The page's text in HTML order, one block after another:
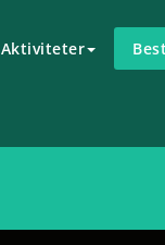
Aktiviteter